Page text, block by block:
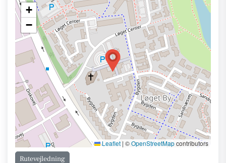
+
−
Leaflet | ©OpenStreetMapcontributors
Rutevejledning